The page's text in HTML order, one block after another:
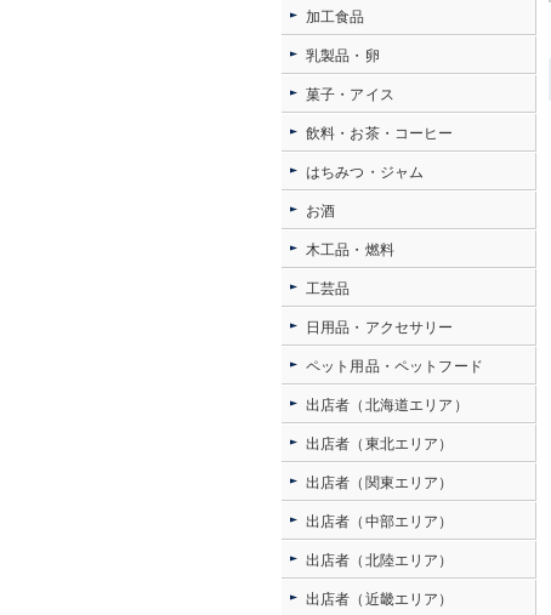
加工食品
乳製品・卵
菓子・アイス
飲料・お茶・コーヒー
はちみつ・ジャム
お酒
木工品・燃料
工芸品
日用品・アクセサリー
ペット用品・ペットフード
出店者（北海道エリア）
出店者（東北エリア）
出店者（関東エリア）
出店者（中部エリア）
出店者（北陸エリア）
出店者（近畿エリア）